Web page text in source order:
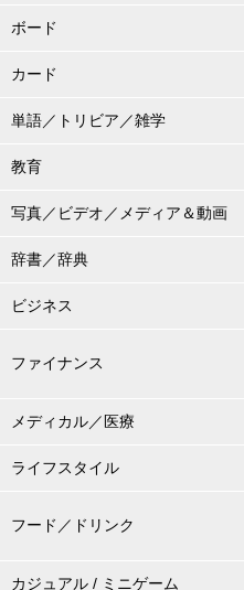
ボード
カード
単語／トリビア／雑学
教育
写真／ビデオ／メディア＆動画
辞書／辞典
ビジネス
ファイナンス
メディカル／医療
ライフスタイル
フード／ドリンク
カジュアル / ミニゲーム